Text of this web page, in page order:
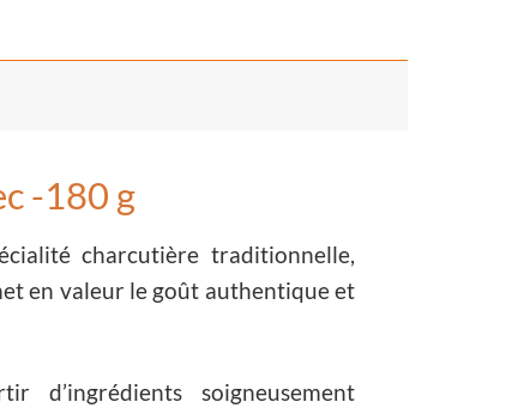
-180 g
charcutière traditionnelle,
en valeur le goût authentique et
d’ingrédients soigneusement